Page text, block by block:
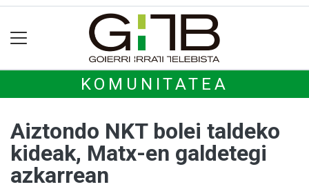
KOMUNITATEA
Aiztondo NKT bolei taldeko
kideak, Matx-en galdetegi
azkarrean